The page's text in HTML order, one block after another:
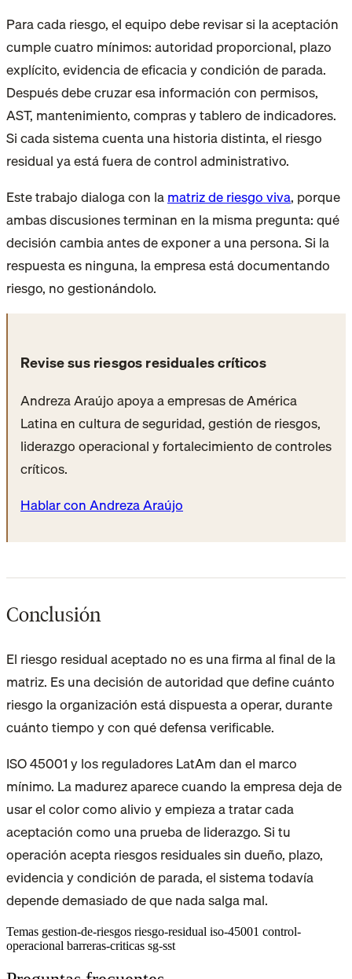
Para cada riesgo, el equipo debe revisar si la aceptación
cumple cuatro mínimos: autoridad proporcional, plazo
explícito, evidencia de eficacia y condición de parada.
Después debe cruzar esa información con permisos,
AST, mantenimiento, compras y tablero de indicadores.
Si cada sistema cuenta una historia distinta, el riesgo
residual ya está fuera de control administrativo.
Este trabajo dialoga con lamatriz de riesgo viva, porque
ambas discusiones terminan en la misma pregunta: qué
decisión cambia antes de exponer a una persona. Si la
respuesta es ninguna, la empresa está documentando
riesgo, no gestionándolo.
Revise sus riesgos residuales críticos
Andreza Araújo apoya a empresas de América
Latina en cultura de seguridad, gestión de riesgos,
liderazgo operacional y fortalecimiento de controles
críticos.
Hablar con Andreza Araújo
Conclusión
El riesgo residual aceptado no es una firma al final de la
matriz. Es una decisión de autoridad que define cuánto
riesgo la organización está dispuesta a operar, durante
cuánto tiempo y con qué defensa verificable.
ISO 45001 y los reguladores LatAm dan el marco
mínimo. La madurez aparece cuando la empresa deja de
usar el color como alivio y empieza a tratar cada
aceptación como una prueba de liderazgo. Si tu
operación acepta riesgos residuales sin dueño, plazo,
evidencia y condición de parada, el sistema todavía
depende demasiado de que nada salga mal.
Temas gestion-de-riesgos riesgo-residual iso-45001 control-
operacional barreras-criticas sg-sst